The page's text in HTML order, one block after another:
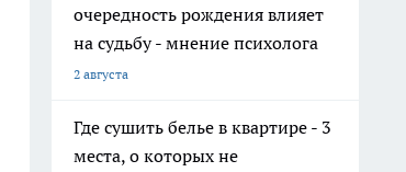
очередность рождения влияет
на судьбу - мнение психолога
2 августа
Где сушить белье в квартире - 3
места, о которых не